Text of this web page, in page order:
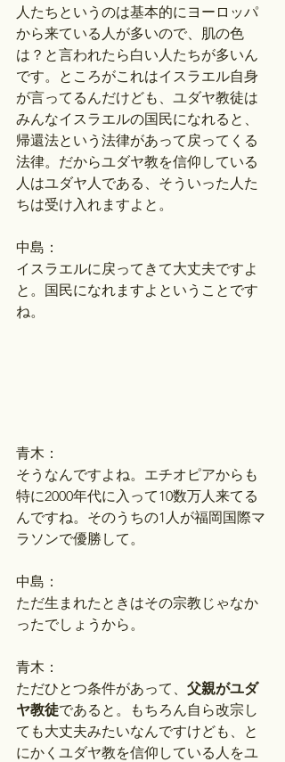
人たちというのは基本的にヨーロッパ
から来ている人が多いので、肌の色
は？と言われたら白い人たちが多いん
です。ところがこれはイスラエル自身
が言ってるんだけども、ユダヤ教徒は
みんなイスラエルの国民になれると、
帰還法という法律があって戻ってくる
法律。だからユダヤ教を信仰している
人はユダヤ人である、そういった人た
ちは受け入れますよと。
中島：
イスラエルに戻ってきて大丈夫ですよ
と。国民になれますよということです
ね。
青木：
そうなんですよね。エチオピアからも
特に2000年代に入って10数万人来てる
んですね。そのうちの1人が福岡国際マ
ラソンで優勝して。
中島：
ただ生まれたときはその宗教じゃなか
ったでしょうから。
青木：
ただひとつ条件があって、 父親がユダ
ヤ教徒であると。もちろん自ら改宗し
ても大丈夫みたいなんですけども、と
にかくユダヤ教を信仰している人をユ